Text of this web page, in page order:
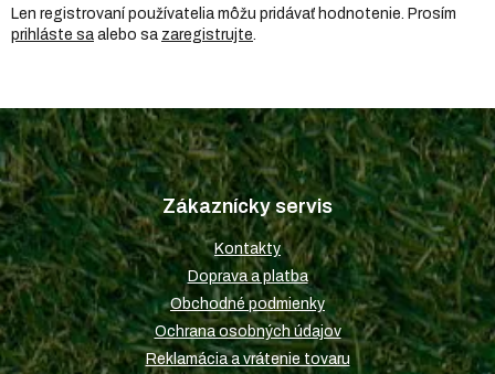
Len registrovaní používatelia môžu pridávať hodnotenie. Prosím
prihláste sa alebo sa zaregistrujte
Z
á
p
ä
t
i
e
Zákaznícky servis
Kontakty
Doprava a platba
Obchodné podmienky
Ochrana osobných údajov
Reklamácia a vrátenie tovaru